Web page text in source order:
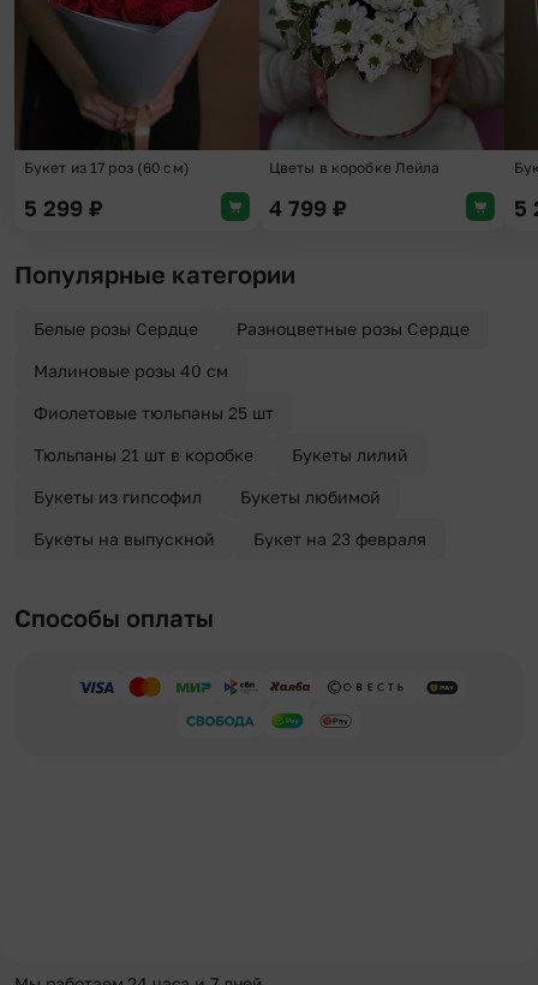
Букет из 17 роз (60 см)
5 299 ₽
Цветы в коробке Лейла
4 799 ₽ 5
Популярные категории
Белые розы Сердце Разноцветные розы Сердце
Малиновые розы 40 см
Фиолетовые тюльпаны 25 шт
Тюльпаны 21 шт в коробке Букеты лилий
Букеты из гипсофил Букеты любимой
Букеты на выпускной Букет на 23 февраля
Способы оплаты